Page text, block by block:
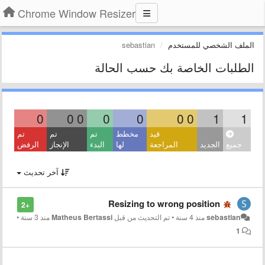
Chrome Window Resizer
الملف الشخصي للمستخدم sebastian
الطلبات الخاصة بك حسب الحالة
1
1
0
0
0
0
0
0
0
جميع الجديد
قيد
المراجعة
مخطط
لها
تم
البدء
تم
الإنجاز
تم
الرفض
آخر تحديث
+2 Resizing to wrong position
sebastianمنذ 4 سنة •تم التحديث من قبلMatheus Bertassiمنذ 3 سنة
•
1